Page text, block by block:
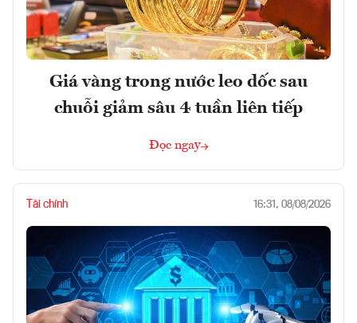
Giá vàng trong nước leo dốc sau
chuỗi giảm sâu 4 tuần liên tiếp
Đọc ngay
Tài chính 16:31, 08/08/2026